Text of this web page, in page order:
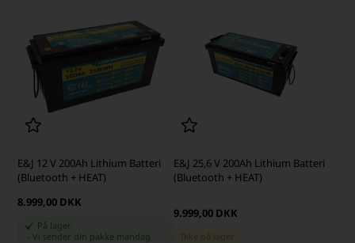
E&J 12 V 200Ah Lithium Batteri
(Bluetooth + HEAT)
8.999,00 DKK
På lager
-Vi sender din pakke mandag
E&J 25,6 V 200Ah Lithium Batteri
(Bluetooth + HEAT)
9.999,00 DKK
Ikke på lager